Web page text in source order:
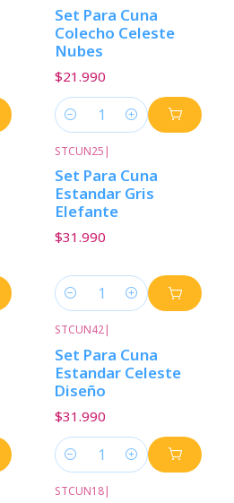
Set Para Cuna
Colecho Celeste
Nubes
$21.990
Cantidad
STCUN25 |
Set Para Cuna
Estandar Gris
Elefante
$31.990
Cantidad
STCUN42|
Set Para Cuna
Estandar Celeste
Diseño
$31.990
Cantidad
STCUN18|